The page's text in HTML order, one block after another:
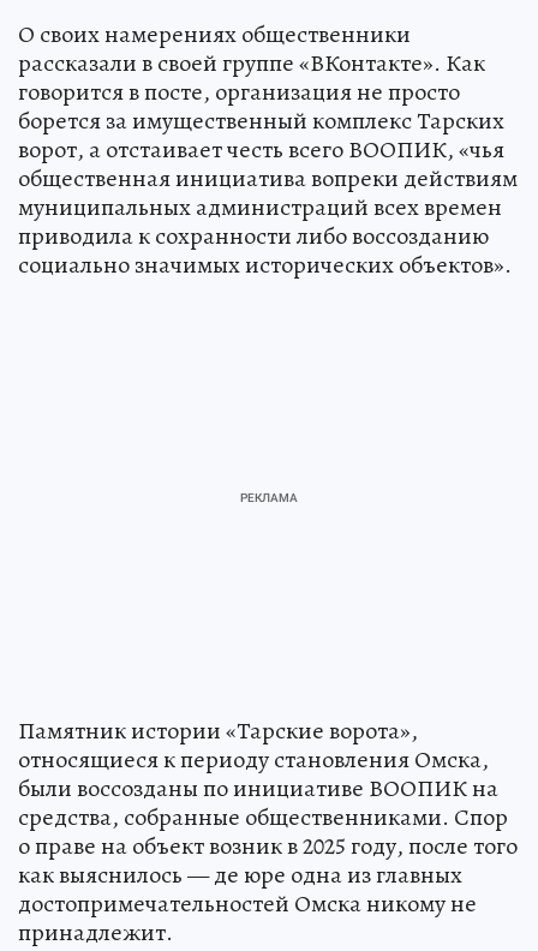
О своих намерениях общественники
рассказали в своей группе «ВКонтакте». Как
говорится в посте, организация не просто
борется за имущественный комплекс Тарских
ворот, а отстаивает честь всего ВООПИК, «чья
общественная инициатива вопреки действиям
муниципальных администраций всех времен
приводила к сохранности либо воссозданию
социально значимых исторических объектов».
Памятник истории «Тарские ворота»,
относящиеся к периоду становления Омска,
были воссозданы по инициативе ВООПИК на
средства, собранные общественниками. Спор
о праве на объект возник в 2025 году, после того
как выяснилось — де юре одна из главных
достопримечательностей Омска никому не
принадлежит.